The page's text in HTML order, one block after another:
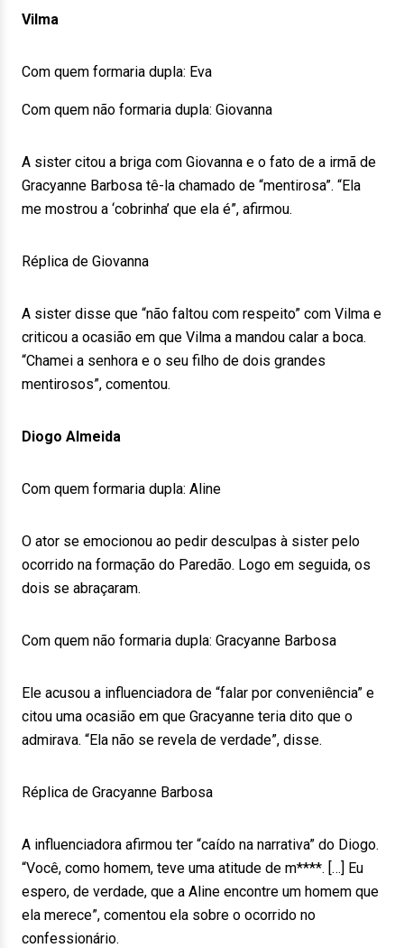
Vilma
Com quem formaria dupla: Eva
Com quem não formaria dupla: Giovanna
A sister citou a briga com Giovanna e o fato de a irmã de
Gracyanne Barbosa tê-la chamado de “mentirosa”. “Ela
me mostrou a ‘cobrinha’ que ela é”, afirmou.
Réplica de Giovanna
A sister disse que “não faltou com respeito” com Vilma e
criticou a ocasião em que Vilma a mandou calar a boca.
“Chamei a senhora e o seu filho de dois grandes
mentirosos”, comentou.
Diogo Almeida
Com quem formaria dupla: Aline
O ator se emocionou ao pedir desculpas à sister pelo
ocorrido na formação do Paredão. Logo em seguida, os
dois se abraçaram.
Com quem não formaria dupla: Gracyanne Barbosa
Ele acusou a influenciadora de “falar por conveniência” e
citou uma ocasião em que Gracyanne teria dito que o
admirava. “Ela não se revela de verdade”, disse.
Réplica de Gracyanne Barbosa
A influenciadora afirmou ter “caído na narrativa” do Diogo.
“Você, como homem, teve uma atitude de m****. […] Eu
espero, de verdade, que a Aline encontre um homem que
ela merece”, comentou ela sobre o ocorrido no
confessionário.